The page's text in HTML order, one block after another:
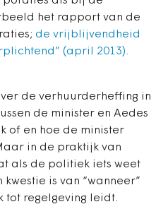
het rapport van de
de vrijblijvendheid
(april 2013).
de verhuurderheffing in
de minister en Aedes
of en hoe de minister
in de praktijk van
als de politiek iets weet
is van “wanneer”
tot regelgeving leidt.